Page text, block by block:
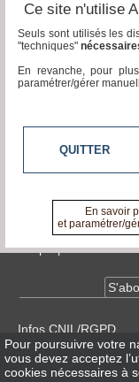
Great Event
Contactez-nous
En savoir +
A propos de
Infos CNIL/RGPD
Conditions
Pour poursuivre votre
vous devez acceptez
cookies nécessaires à
Ce site n'utilise
Seuls sont utilisés les
"techniques"
En revanche, pour
paramétrer/gérer
QUITTER
En savoir
et paramétrer/